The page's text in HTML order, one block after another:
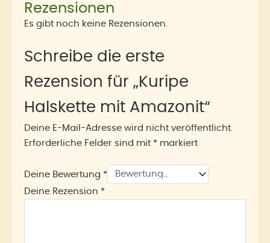
Rezensionen
Es gibt noch keine Rezensionen.
Schreibe die erste
Rezension für „Kuripe
Halskette mit Amazonit“
Deine E-Mail-Adresse wird nicht veröffentlicht.
Erforderliche Felder sind mit * markiert
Deine Bewertung *
Deine Rezension *